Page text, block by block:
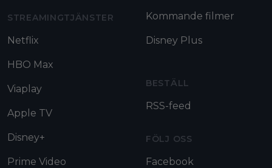
STREAMINGTJÄNSTER
Netflix
HBO Max
Viaplay
Apple TV
Disney+
Prime Video
Kommande filmer
Disney Plus
BESTÄLL
RSS-feed
FÖLJ OSS
Facebook